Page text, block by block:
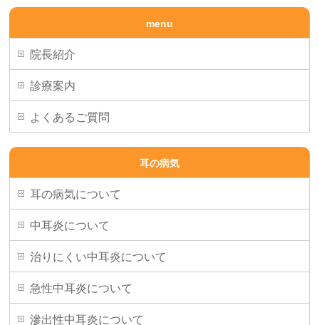
menu
院長紹介
診療案内
よくあるご質問
耳の病気
耳の病気について
中耳炎について
治りにくい中耳炎について
急性中耳炎について
滲出性中耳炎について